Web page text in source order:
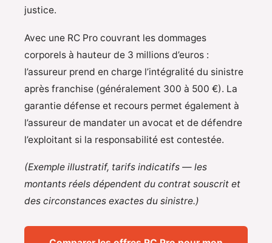
justice.
Avec une RC Pro couvrant les dommages
corporels à hauteur de 3 millions d’euros :
l’assureur prend en charge l’intégralité du sinistre
après franchise (généralement 300 à 500 €). La
garantie défense et recours permet également à
l’assureur de mandater un avocat et de défendre
l’exploitant si la responsabilité est contestée.
(Exemple illustratif, tarifs indicatifs — les
montants réels dépendent du contrat souscrit et
des circonstances exactes du sinistre.)